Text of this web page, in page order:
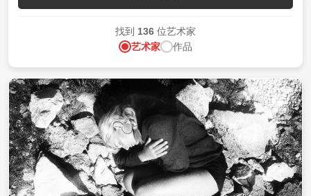
找到 136 位艺术家
艺术家
作品